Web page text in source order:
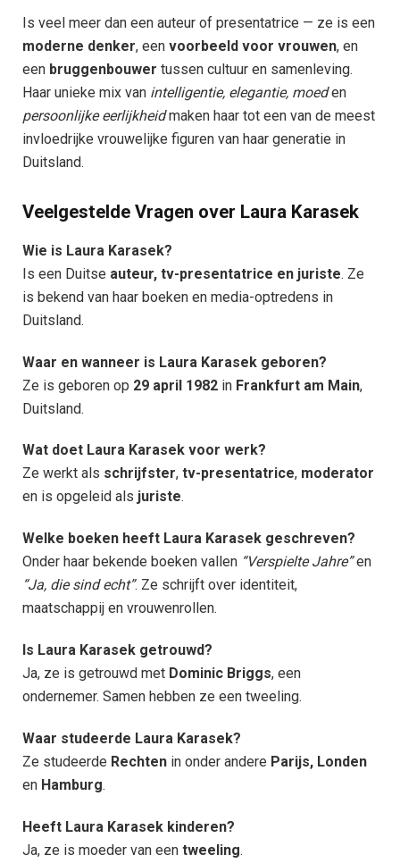
Is veel meer dan een auteur of presentatrice — ze is een
moderne denker, een voorbeeld voor vrouwen, en
een bruggenbouwer tussen cultuur en samenleving.
Haar unieke mix van intelligentie, elegantie, moeden
persoonlijke eerlijkheidmaken haar tot een van de meest
invloedrijke vrouwelijke figuren van haar generatie in
Duitsland.
Veelgestelde Vragen over Laura Karasek
Wie is Laura Karasek?
Is een Duitse auteur, tv-presentatrice en juriste. Ze
is bekend van haar boeken en media-optredens in
Duitsland.
Waar en wanneer is Laura Karasek geboren?
Ze is geboren op 29 april 1982 in Frankfurt am Main,
Duitsland.
Wat doet Laura Karasek voor werk?
Ze werkt als schrijfster, tv-presentatrice, moderator
en is opgeleid als juriste.
Welke boeken heeft Laura Karasek geschreven?
Onder haar bekende boeken vallen “Verspielte Jahre”en
“Ja, die sind echt”. Ze schrijft over identiteit,
maatschappij en vrouwenrollen.
Is Laura Karasek getrouwd?
Ja, ze is getrouwd met Dominic Briggs, een
ondernemer. Samen hebben ze een tweeling.
Waar studeerde Laura Karasek?
Ze studeerde Rechten in onder andere Parijs, Londen
en Hamburg.
Heeft Laura Karasek kinderen?
Ja, ze is moeder van een tweeling.